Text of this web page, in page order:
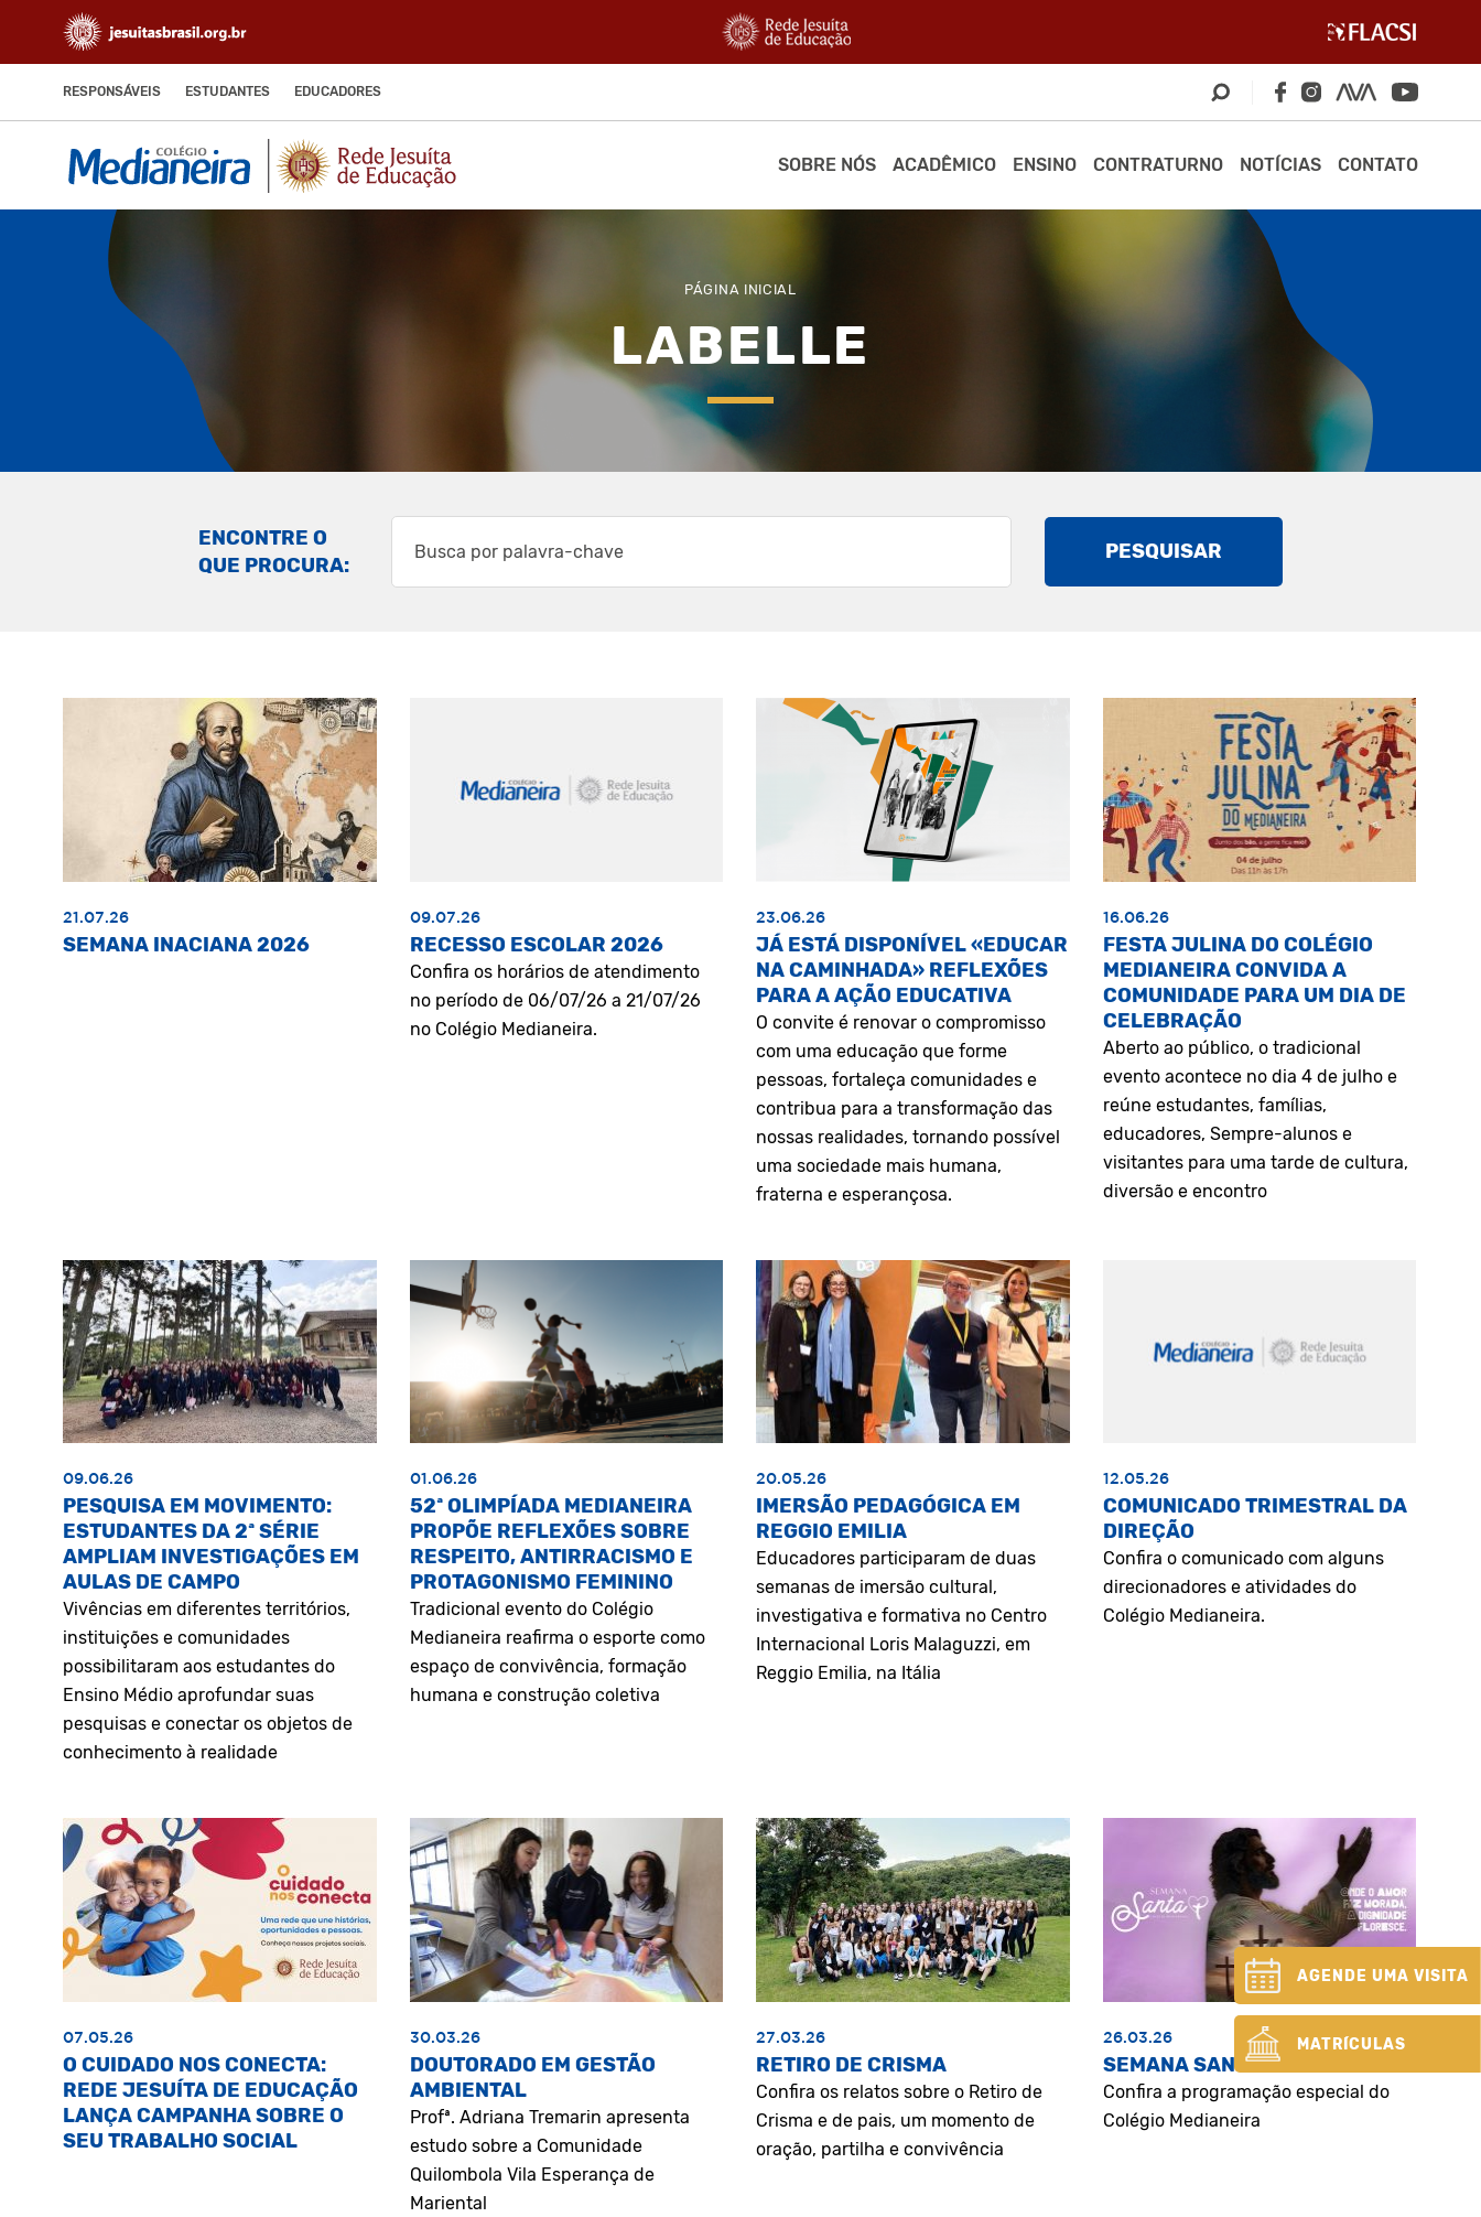
RESPONSÁVEIS ESTUDANTES EDUCADORES
SOBRE NÓS ACADÊMICO ENSINO CONTRATURNO NOTÍCIAS CONTATO
PÁGINA INICIAL
LABELLE
ENCONTRE O
QUE PROCURA:
PESQUISAR
21.07.26
SEMANA INACIANA 2026
09.07.26
RECESSO ESCOLAR 2026
Confira os horários de atendimento
no período de 06/07/26 a 21/07/26
no Colégio Medianeira.
23.06.26
JÁ ESTÁ DISPONÍVEL «EDUCAR
NA CAMINHADA» REFLEXÕES
PARA A AÇÃO EDUCATIVA
O convite é renovar o compromisso
com uma educação que forme
pessoas, fortaleça comunidades e
contribua para a transformação das
nossas realidades, tornando possível
uma sociedade mais humana,
fraterna e esperançosa.
16.06.26
FESTA JULINA DO COLÉGIO
MEDIANEIRA CONVIDA A
COMUNIDADE PARA UM DIA DE
CELEBRAÇÃO
Aberto ao público, o tradicional
evento acontece no dia 4 de julho e
reúne estudantes, famílias,
educadores, Sempre-alunos e
visitantes para uma tarde de cultura,
diversão e encontro
09.06.26
PESQUISA EM MOVIMENTO:
ESTUDANTES DA 2ª SÉRIE
AMPLIAM INVESTIGAÇÕES EM
AULAS DE CAMPO
Vivências em diferentes territórios,
instituições e comunidades
possibilitaram aos estudantes do
Ensino Médio aprofundar suas
pesquisas e conectar os objetos de
conhecimento à realidade
01.06.26
52ª OLIMPÍADA MEDIANEIRA
PROPÕE REFLEXÕES SOBRE
RESPEITO, ANTIRRACISMO E
PROTAGONISMO FEMININO
Tradicional evento do Colégio
Medianeira reafirma o esporte como
espaço de convivência, formação
humana e construção coletiva
20.05.26
IMERSÃO PEDAGÓGICA EM
REGGIO EMILIA
Educadores participaram de duas
semanas de imersão cultural,
investigativa e formativa no Centro
Internacional Loris Malaguzzi, em
Reggio Emilia, na Itália
12.05.26
COMUNICADO TRIMESTRAL DA
DIREÇÃO
Confira o comunicado com alguns
direcionadores e atividades do
Colégio Medianeira.
07.05.26
O CUIDADO NOS CONECTA:
REDE JESUÍTA DE EDUCAÇÃO
LANÇA CAMPANHA SOBRE O
SEU TRABALHO SOCIAL
30.03.26
DOUTORADO EM GESTÃO
AMBIENTAL
Profª. Adriana Tremarin apresenta
estudo sobre a Comunidade
Quilombola Vila Esperança de
Mariental
27.03.26
RETIRO DE CRISMA
Confira os relatos sobre o Retiro de
Crisma e de pais, um momento de
oração, partilha e convivência
26.03.26
SEMANA SANTA
Confira a programação especial do
Colégio Medianeira
AGENDE UMA VISITA
MATRÍCULAS